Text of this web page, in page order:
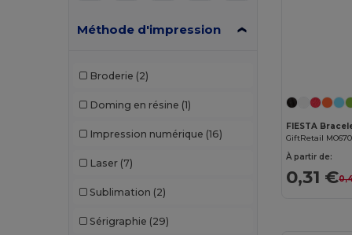
Méthode d'impression
Broderie (2)
Doming en résine (1)
Impression numérique (16)
Laser (7)
Sublimation (2)
Sérigraphie (29)
FIESTA
GiftRetail
À partir de:
0,31 €